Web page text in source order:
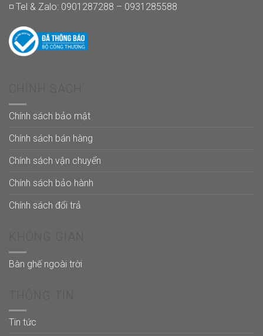
◽ Tel & Zalo: 0901287288 – 0931285588
Chính sách bảo mật
Chính sách bán hàng
Chính sách vận chuyển
Chính sách bảo hành
Chính sách đổi trả
Bàn ghế ngoài trời
Tin tức